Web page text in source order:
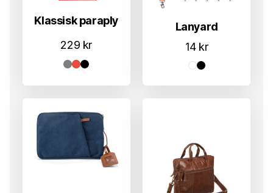
Klassisk paraply
229 kr
Lanyard
14 kr